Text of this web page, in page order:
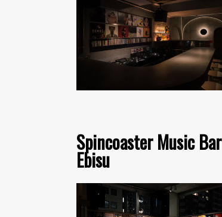
Spincoaster Music Bar
Ebisu